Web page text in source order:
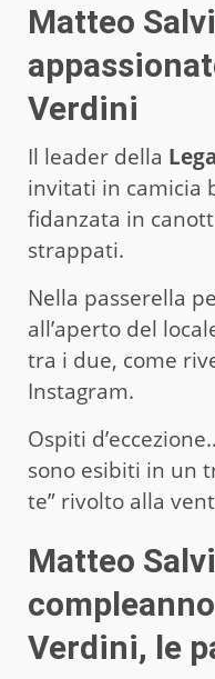
Matteo
Verdini
Il leader della Lega
invitati in camicia
fidanzata in
strappati.
Nella passerella
all’aperto del
tra i due, come
Instagram.
Ospiti
sono esibiti in un
te” rivolto alla
Matteo
Verdini, le